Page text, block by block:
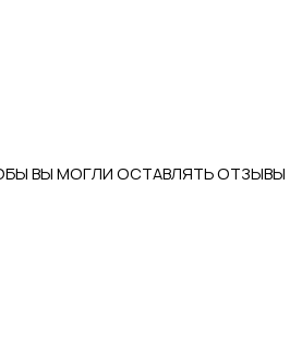
ВЫ МОГЛИ ОСТАВЛЯТЬ ОТЗЫВЫ